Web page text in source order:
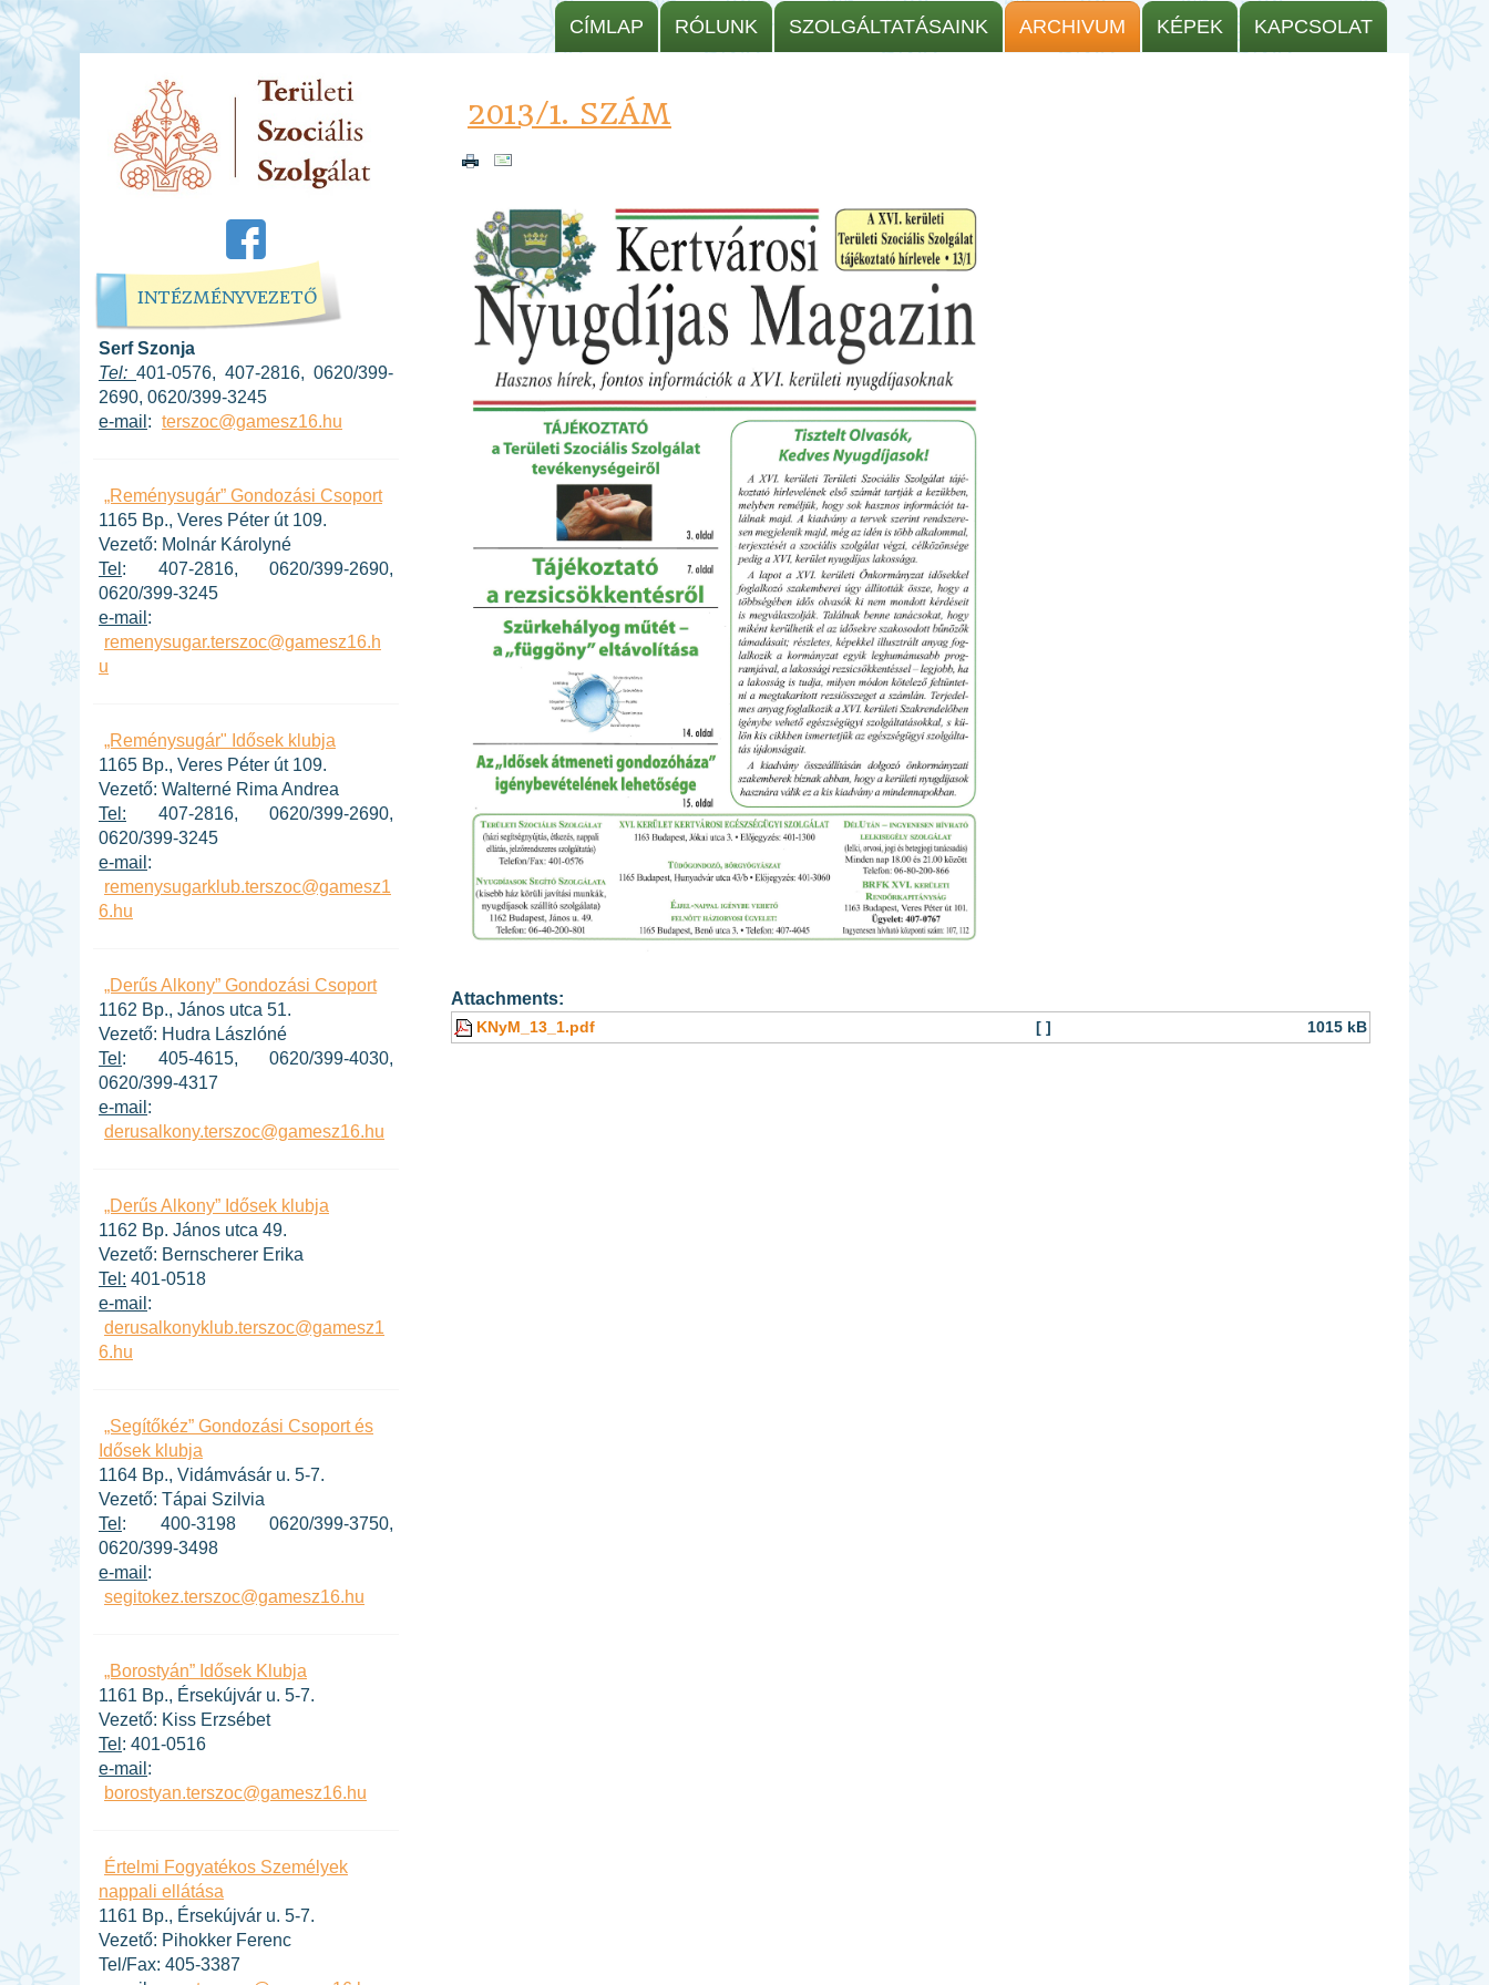
CÍMLAP RÓLUNK SZOLGÁLTATÁSAINK ARCHIVUM KÉPEK KAPCSOLAT
INTÉZMÉNYVEZETŐ
Serf Szonja
Tel: 401-0576, 407-2816, 0620/399-
2690, 0620/399-3245
e-mail : terszoc@gamesz16.hu
„Reménysugár” Gondozási Csoport
1165 Bp., Veres Péter út 109.
Vezető: Molnár Károlyné
Tel : 407-2816, 0620/399-2690,
0620/399-3245
e-mail :
remenysugar.terszoc@gamesz16.h
u
„Reménysugár" Idősek klubja
1165 Bp., Veres Péter út 109.
Vezető: Walterné Rima Andrea
Tel: 407-2816, 0620/399-2690,
0620/399-3245
e-mail :
remenysugarklub.terszoc@gamesz1
6.hu
„Derűs Alkony” Gondozási Csoport
1162 Bp., János utca 51.
Vezető: Hudra Lászlóné
Tel : 405-4615, 0620/399-4030,
0620/399-4317
e-mail :
derusalkony.terszoc@gamesz16.hu
„Derűs Alkony” Idősek klubja
1162 Bp. János utca 49.
Vezető: Bernscherer Erika
Tel: 401-0518
e-mail :
derusalkonyklub.terszoc@gamesz1
6.hu
„Segítőkéz” Gondozási Csoport és
Idősek klubja
1164 Bp., Vidámvásár u. 5-7.
Vezető: Tápai Szilvia
Tel : 400-3198 0620/399-3750,
0620/399-3498
e-mail :
segitokez.terszoc@gamesz16.hu
„Borostyán” Idősek Klubja
1161 Bp., Érsekújvár u. 5-7.
Vezető: Kiss Erzsébet
Tel : 401-0516
e-mail :
borostyan.terszoc@gamesz16.hu
Értelmi Fogyatékos Személyek
nappali ellátása
1161 Bp., Érsekújvár u. 5-7.
Vezető: Pihokker Ferenc
Tel/Fax: 405-3387
2013/1. SZÁM
Attachments:
KNyM_13_1.pdf [ ] 1015 kB